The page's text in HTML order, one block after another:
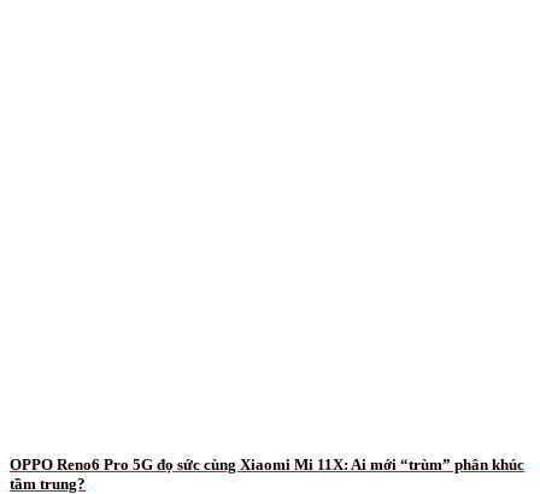
OPPO Reno6 Pro 5G đọ sức cùng Xiaomi Mi 11X: Ai mới “trùm” phân khúc
tầm trung?